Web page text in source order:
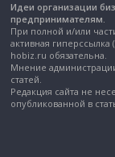
Идеи организации
предпринимателям.
При полной и/или
активная
hobiz.ru обязательна.
Мнение
статей.
Редакция сайта не
опубликованной в